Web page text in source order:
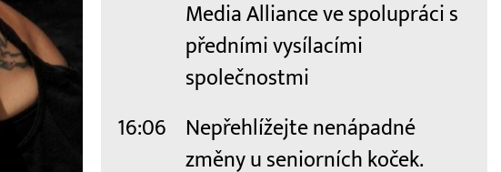
Media Alliance ve spolupráci s
předními vysílacími
společnostmi
16:06
Nepřehlížejte nenápadné
změny u seniorních koček.